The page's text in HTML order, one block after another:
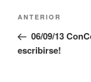
Navegación
entradas
Entrada
anterior:
ANTERIOR
06/09/13
escribirse!